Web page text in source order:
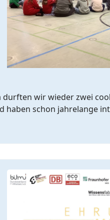
wir wieder zwei
haben schon jahrelange